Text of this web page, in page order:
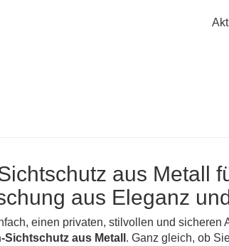
aus Metall
aus Eleganz
einen privaten, stilvollen und sicheren
aus Metall . Ganz gleich, ob